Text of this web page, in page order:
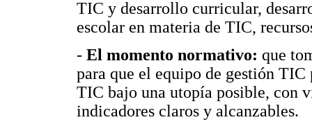
TIC y desarrollo curricular,
escolar en materia de TIC,
- El momento normativo: que
para que el equipo de gestión
TIC bajo una utopía posible, con
indicadores claros y alcanzables.